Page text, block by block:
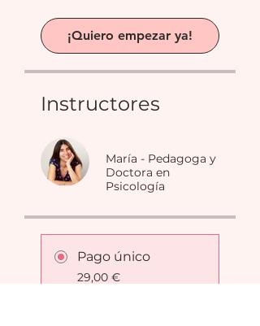
¡Quiero empezar ya!
Instructores
María - Pedagoga y
Doctora en
Psicología
Pago único
29,00 €